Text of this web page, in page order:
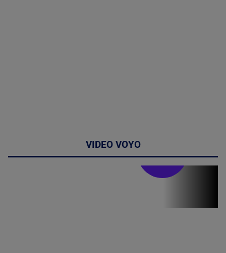
VIDEO VOYO